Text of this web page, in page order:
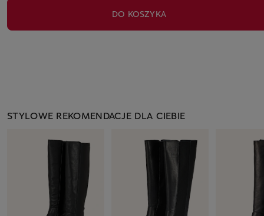
DO KOSZYKA
STYLOWE REKOMENDACJE DLA CIEBIE